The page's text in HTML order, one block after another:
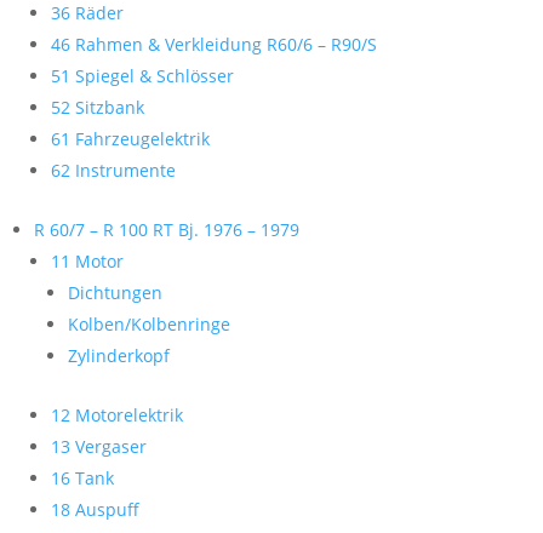
36 Räder
46 Rahmen & Verkleidung R60/6 – R90/S
51 Spiegel & Schlösser
52 Sitzbank
61 Fahrzeugelektrik
62 Instrumente
R 60/7 – R 100 RT Bj. 1976 – 1979
11 Motor
Dichtungen
Kolben/Kolbenringe
Zylinderkopf
12 Motorelektrik
13 Vergaser
16 Tank
18 Auspuff